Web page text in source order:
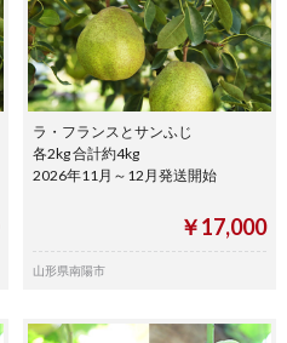
ラ・フランスとサンふじ
各2kg 合計約4kg
2026年11月～12月発送開始
￥17,000
山形県南陽市